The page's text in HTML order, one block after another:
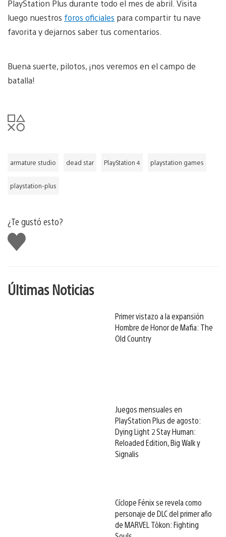
PlayStation Plus durante todo el mes de abril. Visita
luego nuestros foros oficiales para compartir tu nave
favorita y dejarnos saber tus comentarios.
Buena suerte, pilotos, ¡nos veremos en el campo de
batalla!
armature studio dead star PlayStation 4 playstation games
playstation-plus
¿Te gustó esto?
Me
gusta
Últimas Noticias
Primer vistazo a la expansión
Hombre de Honor de Mafia: The
Old Country
Juegos mensuales en
PlayStation Plus de agosto:
Dying Light 2 Stay Human:
Reloaded Edition, Big Walk y
Signalis
Cíclope Fénix se revela como
personaje de DLC del primer año
de MARVEL Tōkon: Fighting